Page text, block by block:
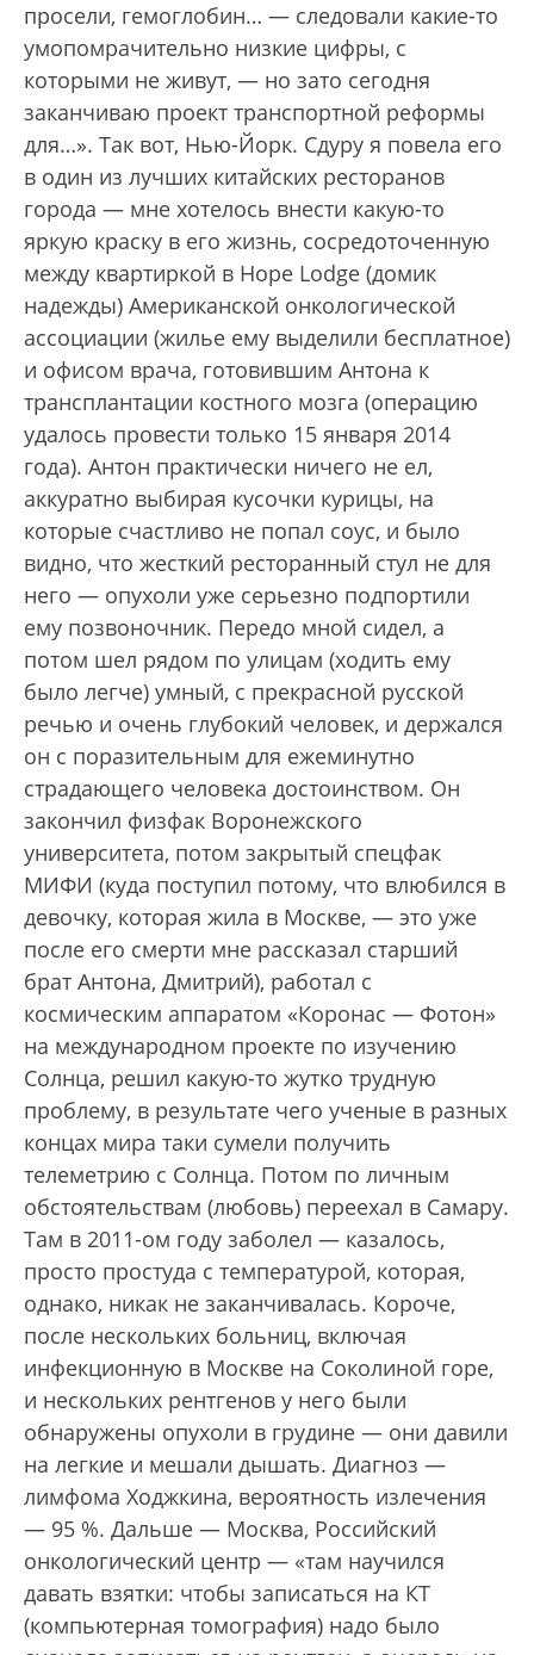
просели, гемоглобин… — следовали какие-то
умопомрачительно низкие цифры, с
которыми не живут, — но зато сегодня
заканчиваю проект транспортной реформы
для…». Так вот, Нью-Йорк. Сдуру я повела его
в один из лучших китайских ресторанов
города — мне хотелось внести какую-то
яркую краску в его жизнь, сосредоточенную
между квартиркой в Hope Lodge (домик
надежды) Американской онкологической
ассоциации (жилье ему выделили бесплатное)
и офисом врача, готовившим Антона к
трансплантации костного мозга (операцию
удалось провести только 15 января 2014
года). Антон практически ничего не ел,
аккуратно выбирая кусочки курицы, на
которые счастливо не попал соус, и было
видно, что жесткий ресторанный стул не для
него — опухоли уже серьезно подпортили
ему позвоночник. Передо мной сидел, а
потом шел рядом по улицам (ходить ему
было легче) умный, с прекрасной русской
речью и очень глубокий человек, и держался
он с поразительным для ежеминутно
страдающего человека достоинством. Он
закончил физфак Воронежского
университета, потом закрытый спецфак
МИФИ (куда поступил потому, что влюбился в
девочку, которая жила в Москве, — это уже
после его смерти мне рассказал старший
брат Антона, Дмитрий), работал с
космическим аппаратом «Коронас — Фотон»
на международном проекте по изучению
Солнца, решил какую-то жутко трудную
проблему, в результате чего ученые в разных
концах мира таки сумели получить
телеметрию с Солнца. Потом по личным
обстоятельствам (любовь) переехал в Самару.
Там в 2011-ом году заболел — казалось,
просто простуда с температурой, которая,
однако, никак не заканчивалась. Короче,
после нескольких больниц, включая
инфекционную в Москве на Соколиной горе,
и нескольких рентгенов у него были
обнаружены опухоли в грудине — они давили
на легкие и мешали дышать. Диагноз —
лимфома Ходжкина, вероятность излечения
— 95 %. Дальше — Москва, Российский
онкологический центр — «там научился
давать взятки: чтобы записаться на КТ
(компьютерная томография) надо было